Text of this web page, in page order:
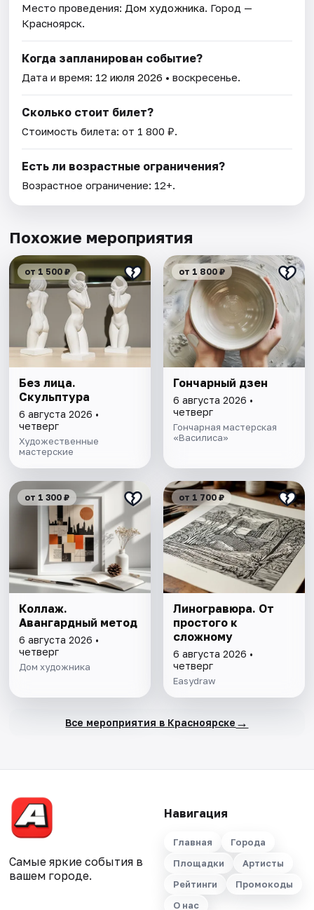
Место проведения: Дом художника. Город —
Красноярск.
Когда запланирован событие?
Дата и время: 12 июля 2026 • воскресенье.
Сколько стоит билет?
Стоимость билета: от 1 800 ₽.
Есть ли возрастные ограничения?
Возрастное ограничение: 12+.
Похожие мероприятия
от 1 500 ₽
Без лица.
Скульптура
6 августа 2026 •
четверг
Художественные
мастерские
от 1 800 ₽
Гончарный дзен
6 августа 2026 •
четверг
Гончарная мастерская
«Василиса»
от 1 300 ₽
Коллаж.
Авангардный метод
6 августа 2026 •
четверг
Дом художника
от 1 700 ₽
Линогравюра. От
простого к
сложному
6 августа 2026 •
четверг
Easydraw
Все мероприятия в Красноярске →
Самые яркие события в
вашем городе.
Навигация
Главная
Города
Площадки
Артисты
Рейтинги
Промокоды
О нас